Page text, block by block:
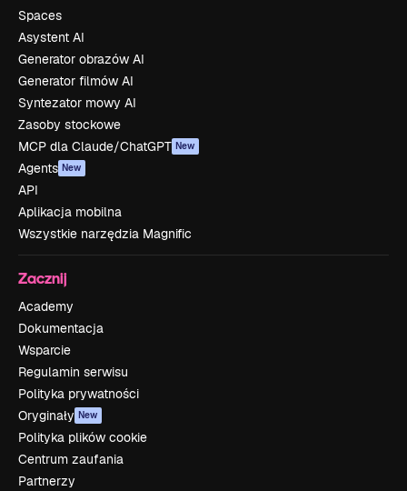
Spaces
Asystent AI
Generator obrazów AI
Generator filmów AI
Syntezator mowy AI
Zasoby stockowe
MCP dla Claude/ChatGPT New
Agents New
API
Aplikacja mobilna
Wszystkie narzędzia Magnific
Zacznij
Academy
Dokumentacja
Wsparcie
Regulamin serwisu
Polityka prywatności
Oryginały New
Polityka plików cookie
Centrum zaufania
Partnerzy